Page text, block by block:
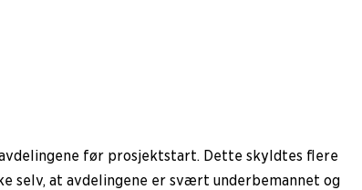
før prosjektstart. Dette skyldtes flere
selv, at avdelingene er svært underbemannet og